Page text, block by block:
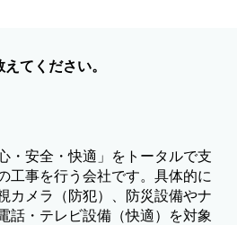
てください。
・安全・快適」をトータルで支
工事を行う会社です。具体的に
カメラ（防犯）、防災設備やナ
話・テレビ設備（快適）を対象